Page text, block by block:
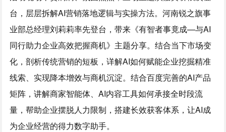
台，层层拆解AI营销落地逻辑与实操方法。河南锐之旗事
业部总经理刘莉莉率先登台，带来《有智者事竟成—与AI
同行助力企业高效把握商机》主题分享。结合当下市场变
化，剖析传统营销的短板，详解AI如何赋能企业挖掘精准
线索、实现降本增效与商机沉淀。结合百度完善的AI产品
矩阵，讲解商家智能体、AI内容工具如何承接全时段流
量，帮助企业摆脱人力限制，搭建长效获客体系，让AI成
为企业经营的得力数字助手。